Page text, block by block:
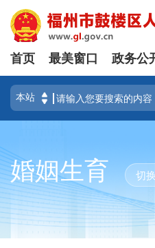
首页 最美窗口 政务公
婚姻生育 切